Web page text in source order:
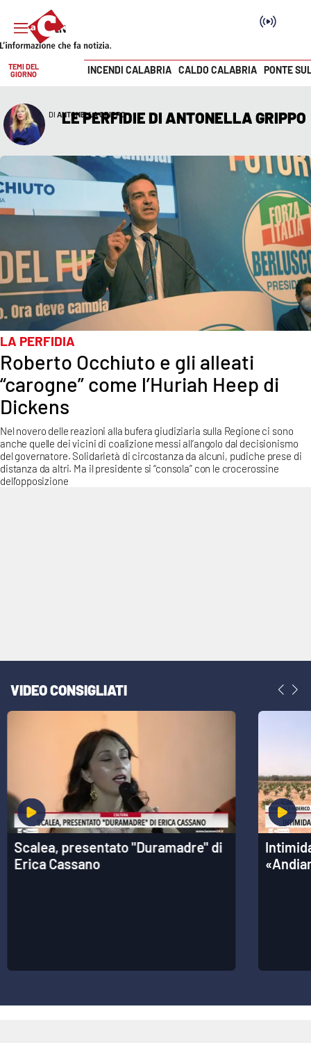
SEZIONI
Cronaca
Politica
Attualità
Economia e lavoro
Italia Mondo
Sanità
Sport
Cultura
Podcast
Meteo
Economia e Lavoro
Società
Sport
Vai
TEMI DEL
GIORNO
INCENDI CALABRIA CALDO CALABRIA PONTE
LE PERFIDIE DI ANTONELLA GRIPPO
ANTONELLA GRIPPO
LA PERFIDIA
Roberto Occhiuto e gli alleati
“carogne” come l’Huriah Heep di
Dickens
Nel novero delle reazioni alla bufera giudiziaria sulla Regione ci sono
anche quelle dei vicini di coalizione messi all’angolo dal decisionismo
del governatore. Solidarietà di circostanza da alcuni, pudiche prese di
distanza da altri. Ma il presidente si “consola” con le crocerossine
dell’opposizione
VIDEO CONSIGLIATI
Scalea, presentato "Duramadre" di
Erica Cassano